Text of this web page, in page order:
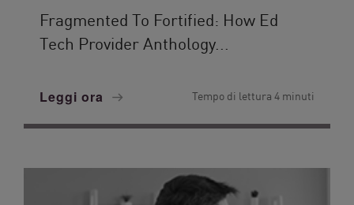
Fragmented To Fortified: How Ed
Tech Provider Anthology...
Leggi ora Tempo di lettura 4 minuti